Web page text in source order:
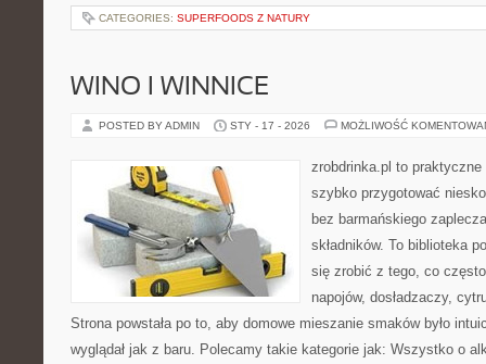
CATEGORIES: SUPERFOODS Z NATURY
WINO I WINNICE
POSTED BY ADMIN STY - 17 - 2026 MOŻLIWOŚĆ
zrobdrinka.pl to
szybko przygotować
bez barmańskiego
składników. To biblioteka
się zrobić z tego, co
napojów, dosładzaczy,
Strona powstała po to, aby domowe mieszanie smaków było
wyglądał jak z baru. Polecamy takie kategorie jak: Wszystko o